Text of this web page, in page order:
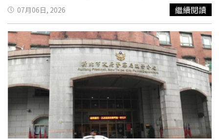
兒載往宮廟，希望藉由宗教方式尋求奇蹟，沒想到途中又發
生車禍，整起事件才因此曝光。不過，案件的詳細死因及經
過，仍須等待檢察官完成相驗後，才能進一步確認。
務人員進房整理時，赫見林女陳屍沙發，遺體自頸部以下遭
黑色塑膠袋層層包覆，袋內還放置大量冰塊，立即報警處
搜索房間時，另查獲海洛因及依托咪酯等毒品，發現蔡、林
2人均有毒品前科，不排除除吸毒外，也涉及販毒情事。蔡
男到案後供稱，不清楚林女真正死因，只表示懷疑是吸食毒
品過量致死。檢警初步相驗發現林女身上無明顯新傷，僅有
舊傷，後續將安排解剖，以釐清確切死因。檢方複訊後認
為，蔡男涉犯遺棄屍體、毒品及家暴等罪嫌重大，且有逃亡
之虞，昨天晚間向法院聲請羈押。死者父親接獲警方通知
後，從台中南下屏東認屍，見到女兒遺體已 發黑、發紫，悲
痛不已。他透露，女兒與蔡男交往約1年多，今年5月兩人發
07月06日, 2026 繼續閱讀